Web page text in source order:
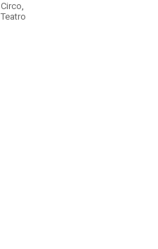
Circo,
Teatro